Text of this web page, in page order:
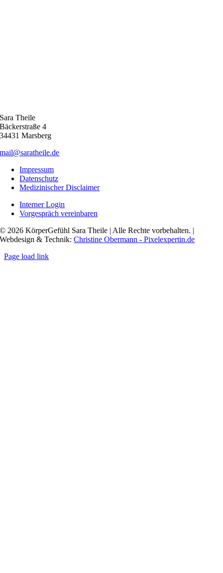
Sara Theile
Bäckerstraße 4
34431 Marsberg
mail@saratheile.de
Impressum
Datenschutz
Medizinischer Disclaimer
Interner Login
Vorgespräch vereinbaren
© 2026 KörperGefühl Sara Theile | Alle Rechte vorbehalten. |
Webdesign & Technik:Christine Obermann - Pixelexpertin.de
Page load link